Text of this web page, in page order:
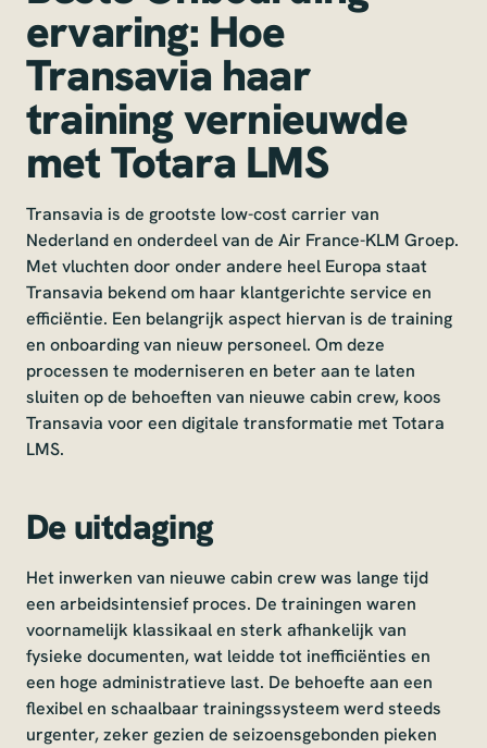
ervaring: Hoe
Transavia haar
training vernieuwde
met Totara LMS
Transavia is de grootste low-cost carrier van
Nederland en onderdeel van de Air France-KLM Groep.
Met vluchten door onder andere heel Europa staat
Transavia bekend om haar klantgerichte service en
efficiëntie. Een belangrijk aspect hiervan is de training
en onboarding van nieuw personeel. Om deze
processen te moderniseren en beter aan te laten
sluiten op de behoeften van nieuwe cabin crew, koos
Transavia voor een digitale transformatie met Totara
LMS.
De uitdaging
Het inwerken van nieuwe cabin crew was lange tijd
een arbeidsintensief proces. De trainingen waren
voornamelijk klassikaal en sterk afhankelijk van
fysieke documenten, wat leidde tot inefficiënties en
een hoge administratieve last. De behoefte aan een
flexibel en schaalbaar trainingssysteem werd steeds
urgenter, zeker gezien de seizoensgebonden pieken